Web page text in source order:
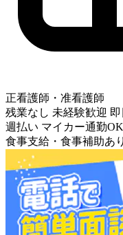
正看護師・准看護師
残業なし 未経験歓迎
週払い マイカー通勤OK
食事支給・食事補助あり